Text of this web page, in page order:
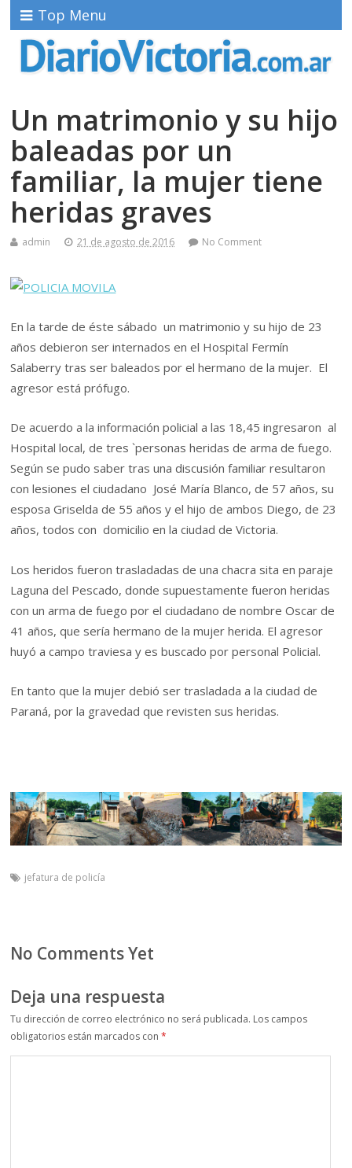
Top Menu
Un matrimonio y su hijo
baleadas por un
familiar, la mujer tiene
heridas graves
admin 21 de agosto de 2016 No Comment
En la tarde de éste sábado un matrimonio y su hijo de 23
años debieron ser internados en el Hospital Fermín
Salaberry tras ser baleados por el hermano de la mujer. El
agresor está prófugo.
De acuerdo a la información policial a las 18,45 ingresaron al
Hospital local, de tres `personas heridas de arma de fuego.
Según se pudo saber tras una discusión familiar resultaron
con lesiones el ciudadano José María Blanco, de 57 años, su
esposa Griselda de 55 años y el hijo de ambos Diego, de 23
años, todos con domicilio en la ciudad de Victoria.
Los heridos fueron trasladadas de una chacra sita en paraje
Laguna del Pescado, donde supuestamente fueron heridas
con un arma de fuego por el ciudadano de nombre Oscar de
41 años, que sería hermano de la mujer herida. El agresor
huyó a campo traviesa y es buscado por personal Policial.
En tanto que la mujer debió ser trasladada a la ciudad de
Paraná, por la gravedad que revisten sus heridas.
jefatura de policía
No Comments Yet
Deja una respuesta
Tu dirección de correo electrónico no será publicada. Los campos
obligatorios están marcados con*